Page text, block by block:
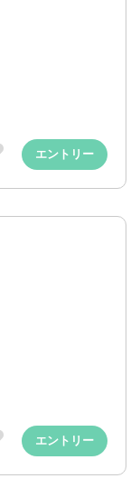
エントリー
エントリー